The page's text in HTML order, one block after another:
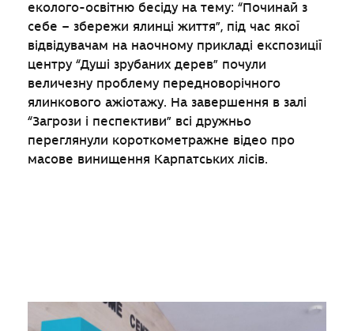
еколого-освітню бесіду на тему: “Починай з
себе – збережи ялинці життя”, під час якої
відвідувачам на наочному прикладі експозиції
центру “Душі зрубаних дерев” почули
величезну проблему передноворічного
ялинкового ажіотажу. На завершення в залі
“Загрози і песпективи” всі дружньо
переглянули короткометражне відео про
масове винищення Карпатських лісів.